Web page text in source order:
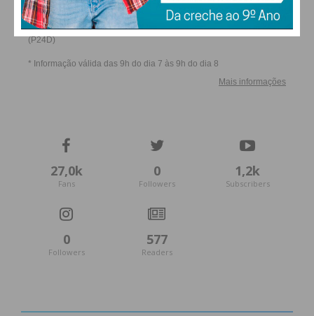
27,0k
Fans
0
Followers
1,2k
Subscribers
0
Followers
577
Readers